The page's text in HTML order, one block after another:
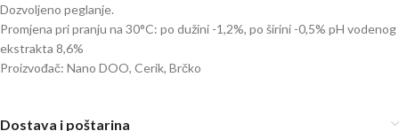
Dozvoljeno peglanje.
Promjena pri pranju na 30°C: po dužini -1,2%, po širini -0,5% pH vodenog
ekstrakta 8,6%
Proizvođač: Nano DOO, Cerik, Brčko
Dostava i poštarina